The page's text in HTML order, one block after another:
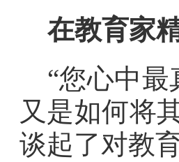
在教育家
“您心中
又是如何将
谈起了对教